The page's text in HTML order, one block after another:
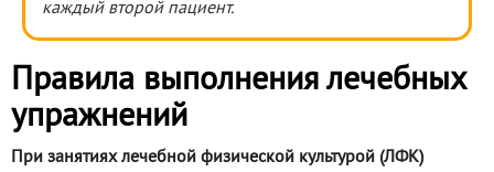
каждый второй пациент.
Правила выполнения лечебных
упражнений
При занятиях лечебной физической культурой (ЛФК)